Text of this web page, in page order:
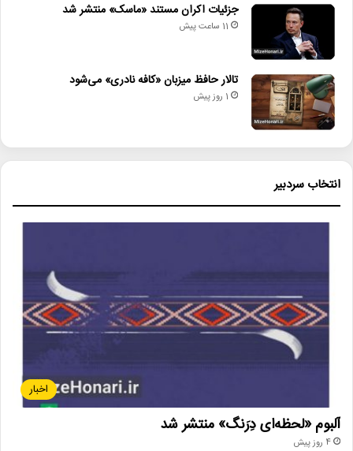
جزئیات اکران مستند «ماسک» منتشر شد
11 ساعت پیش
تالار حافظ میزبان «کافه نادری» می‌شود
1 روز پیش
انتخاب سردبیر
اخبار
آلبوم «لحظه‌ای دِرَنگ» منتشر شد
4 روز پیش